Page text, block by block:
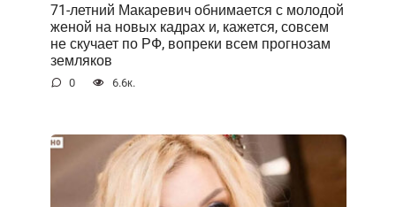
71-летний Макаревич обнимается с молодой
женой на новых кадрах и, кажется, совсем
не скучает по РФ, вопреки всем прогнозам
земляков
0 6.6к.